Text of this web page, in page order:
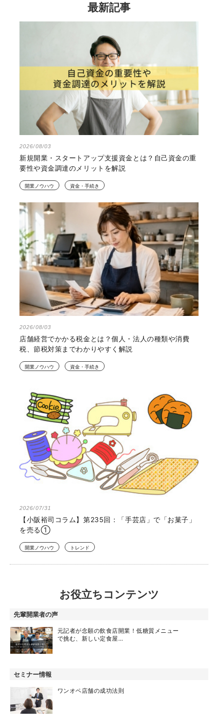
最新記事
2026/08/03
新規開業・スタートアップ支援資金とは？自己資金の重
要性や資金調達のメリットを解説
開業ノウハウ 資金・手続き
2026/08/03
店舗経営でかかる税金とは？個人・法人の種類や消費
税、節税対策までわかりやすく解説
開業ノウハウ 資金・手続き
2026/07/31
【小阪裕司コラム】第235回：「手芸店」で「お菓子」
を売る①
開業ノウハウ トレンド
お役立ちコンテンツ
先輩開業者の声
元記者が念願の飲食店開業！低糖質メニュー
で挑む、新しい定食屋…
セミナー情報
ワンオペ店舗の成功法則